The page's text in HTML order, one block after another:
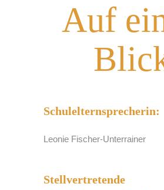
Auf
Schulelternsprecherin:
Leonie Fischer-Unterrainer
Stellvertretende